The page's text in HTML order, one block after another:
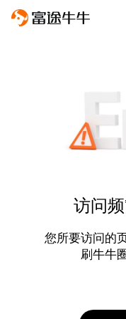
访问
您所要访问的
刷牛牛